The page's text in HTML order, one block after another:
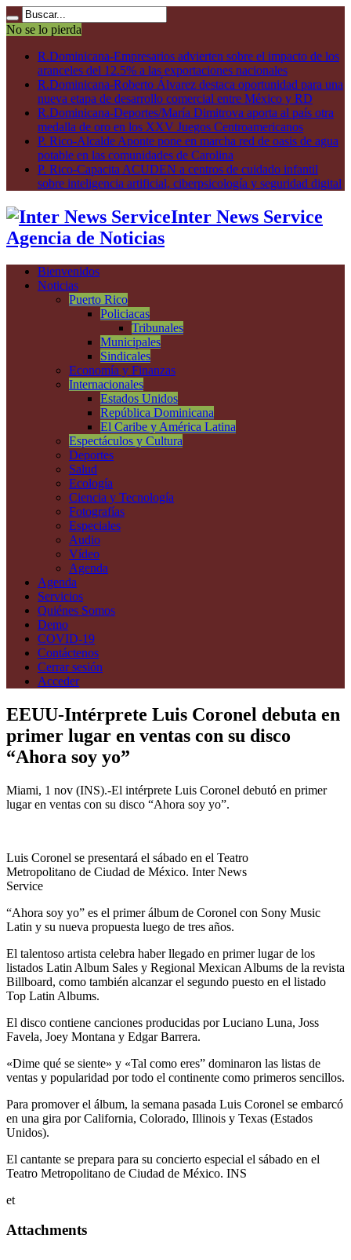
No se lo pierda
R.Dominicana-Empresarios advierten sobre el impacto de los
aranceles del 12.5% a las exportaciones nacionales
R.Dominicana-Roberto Álvarez destaca oportunidad para una
nueva etapa de desarrollo comercial entre México y RD
R.Dominicana-Deportes/María Dimitrova aporta al país otra
medalla de oro en los XXV Juegos Centroamericanos
P. Rico-Alcalde Aponte pone en marcha red de oasis de agua
potable en las comunidades de Carolina
P. Rico-Capacita ACUDEN a centros de cuidado infantil
sobre inteligencia artificial, ciberpsicología y seguridad digital
Inter News Service
Agencia de Noticias
Bienvenidos
Noticias
Puerto Rico
Policiacas
Tribunales
Municipales
Sindicales
Economía y Finanzas
Internacionales
Estados Unidos
República Dominicana
El Caribe y América Latina
Espectáculos y Cultura
Deportes
Salud
Ecología
Ciencia y Tecnología
Fotografías
Especiales
Audio
Vídeo
Agenda
Agenda
Servicios
Quiénes Somos
Demo
COVID-19
Contáctenos
Cerrar sesión
Acceder
EEUU-Intérprete Luis Coronel debuta en
primer lugar en ventas con su disco
“Ahora soy yo”
Miami, 1 nov (INS).-El intérprete Luis Coronel debutó en primer
lugar en ventas con su disco “Ahora soy yo”.
Luis Coronel se presentará el sábado en el Teatro
Metropolitano de Ciudad de México. Inter News
Service
“Ahora soy yo” es el primer álbum de Coronel con Sony Music
Latin y su nueva propuesta luego de tres años.
El talentoso artista celebra haber llegado en primer lugar de los
listados Latin Album Sales y Regional Mexican Albums de la revista
Billboard, como también alcanzar el segundo puesto en el listado
Top Latin Albums.
El disco contiene canciones producidas por Luciano Luna, Joss
Favela, Joey Montana y Edgar Barrera.
«Dime qué se siente» y «Tal como eres” dominaron las listas de
ventas y popularidad por todo el continente como primeros sencillos.
Para promover el álbum, la semana pasada Luis Coronel se embarcó
en una gira por California, Colorado, Illinois y Texas (Estados
Unidos).
El cantante se prepara para su concierto especial el sábado en el
Teatro Metropolitano de Ciudad de México. INS
et
Attachments